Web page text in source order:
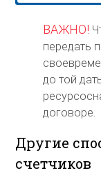
ВАЖНО!
передать
до той
договоре.
Другие
счетчиков